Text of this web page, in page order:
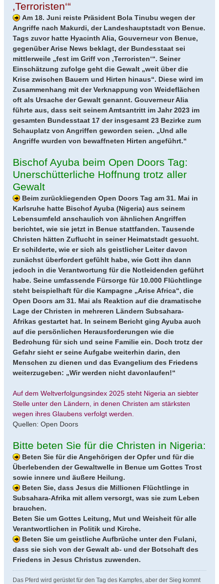
‚Terroristen‘“
Am 18. Juni reiste Präsident Bola Tinubu wegen der
Angriffe nach Makurdi, der Landeshauptstadt von Benue.
Tags zuvor hatte Hyacinth Alia, Gouverneur von Benue,
gegenüber Arise News beklagt, der Bundesstaat sei
mittlerweile „fest im Griff von ‚Terroristen‘“. Seiner
Einschätzung zufolge geht die Gewalt „weit über die
Krise zwischen Bauern und Hirten hinaus“. Diese wird im
Zusammenhang mit der Verknappung von Weideflächen
oft als Ursache der Gewalt genannt. Gouverneur Alia
führte aus, dass seit seinem Amtsantritt im Jahr 2023 im
gesamten Bundesstaat 17 der insgesamt 23 Bezirke zum
Schauplatz von Angriffen geworden seien. „Und alle
Angriffe wurden von bewaffneten Hirten angeführt.“
Bischof Ayuba beim Open Doors Tag:
Unerschütterliche Hoffnung trotz aller
Gewalt
Beim zurückliegenden Open Doors Tag am 31. Mai in
Karlsruhe hatte Bischof Ayuba (Nigeria) aus seinem
Lebensumfeld anschaulich von ähnlichen Angriffen
berichtet, wie sie jetzt in Benue stattfanden. Tausende
Christen hätten Zuflucht in seiner Heimatstadt gesucht.
Er schilderte, wie er sich als geistlicher Leiter davon
zunächst überfordert gefühlt habe, wie Gott ihn dann
jedoch in die Verantwortung für die Notleidenden geführt
habe. Seine umfassende Fürsorge für 10.000 Flüchtlinge
steht beispielhaft für die Kampagne „Arise Africa“, die
Open Doors am 31. Mai als Reaktion auf die dramatische
Lage der Christen in mehreren Ländern Subsahara-
Afrikas gestartet hat. In seinem Bericht ging Ayuba auch
auf die persönlichen Herausforderungen wie die
Bedrohung für sich und seine Familie ein. Doch trotz der
Gefahr sieht er seine Aufgabe weiterhin darin, den
Menschen zu dienen und das Evangelium des Friedens
weiterzugeben: „Wir werden nicht davonlaufen!“
Auf dem Weltverfolgungsindex 2025 steht Nigeria an siebter
Stelle unter den Ländern, in denen Christen am stärksten
wegen ihres Glaubens verfolgt werden.
Quellen: Open Doors
Bitte beten Sie für die Christen in Nigeria:
Beten Sie für die Angehörigen der Opfer und für die
Überlebenden der Gewaltwelle in Benue um Gottes Trost
sowie innere und äußere Heilung.
Beten Sie, dass Jesus die Millionen Flüchtlinge in
Subsahara-Afrika mit allem versorgt, was sie zum Leben
brauchen.
Beten Sie um Gottes Leitung, Mut und Weisheit für alle
Verantwortlichen in Politik und Kirche.
Beten Sie um geistliche Aufbrüche unter den Fulani,
dass sie sich von der Gewalt ab- und der Botschaft des
Friedens in Jesus Christus zuwenden.
Das Pferd wird gerüstet für den Tag des Kampfes, aber der Sieg kommt